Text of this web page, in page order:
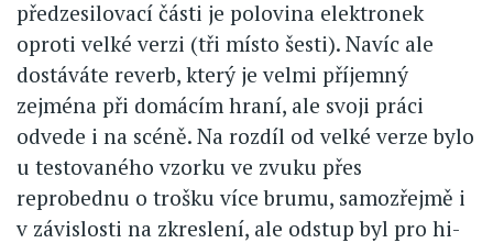
předzesilovací části je polovina elektronek
oproti velké verzi (tři místo šesti). Navíc ale
dostáváte reverb, který je velmi příjemný
zejména při domácím hraní, ale svoji práci
odvede i na scéně. Na rozdíl od velké verze bylo
u testovaného vzorku ve zvuku přes
reprobednu o trošku více brumu, samozřejmě i
v závislosti na zkreslení, ale odstup byl pro hi-